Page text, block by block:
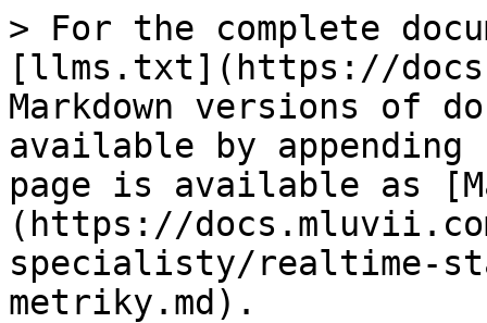
> For the complete
[llms.txt](https://
Markdown versions of
available by
page is available as
(https://
specialisty/realtime-
metriky.md).